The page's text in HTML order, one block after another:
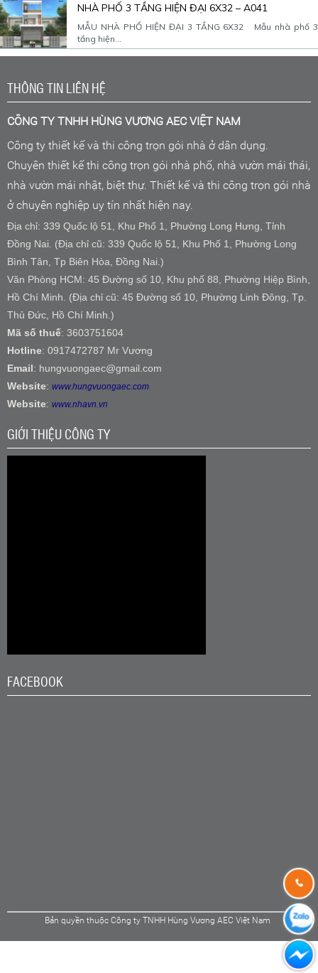
NHÀ PHỐ 3 TẦNG HIỆN ĐẠI 6X32 – A041
MẪU NHÀ PHỐ HIỆN ĐẠI 3 TẦNG 6X32 Mẫu nhà phố 3
tầng hiện...
THÔNG TIN LIÊN HỆ
CÔNG TY TNHH HÙNG VƯƠNG AEC VIỆT NAM
Công ty thiết kế và thi công trọn gói nhà ở dân dụng.
Chuyên thiết kế thi công trọn gói nhà phố, nhà vườn mái thái,
nhà vườn mái nhật, biệt thự. Thiết kế và thi công trọn gói nhà
ở chuyên nghiệp uy tín nhất hiện nay.
Địa chỉ: 339 Quốc lộ 51, Khu Phố 1, Phường Long Hưng, Tỉnh
Đồng Nai. (Địa chỉ cũ: 339 Quốc lộ 51, Khu Phố 1, Phường Long
Bình Tân, Tp Biên Hòa, Đồng Nai.)
Văn Phòng HCM: 45 Đường số 10, Khu phố 88, Phường Hiệp Bình,
Hồ Chí Minh. (Địa chỉ cũ: 45 Đường số 10, Phường Linh Đông, Tp.
Thủ Đức, Hồ Chí Minh.)
Mã số thuế: 3603751604
Hotline: 0917472787 Mr Vương
Email: hungvuongaec@gmail.com
Website: www.hungvuongaec.com
Website: www.nhavn.vn
GIỚI THIỆU CÔNG TY
FACEBOOK
Bản quyền thuộc Công ty TNHH Hùng Vương AEC Việt Nam